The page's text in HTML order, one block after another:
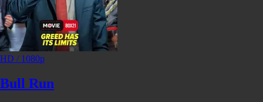
HD / 1080p
Bull Run